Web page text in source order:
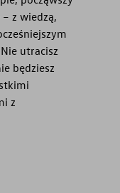
z wiedzą,
utracisz
będziesz
z